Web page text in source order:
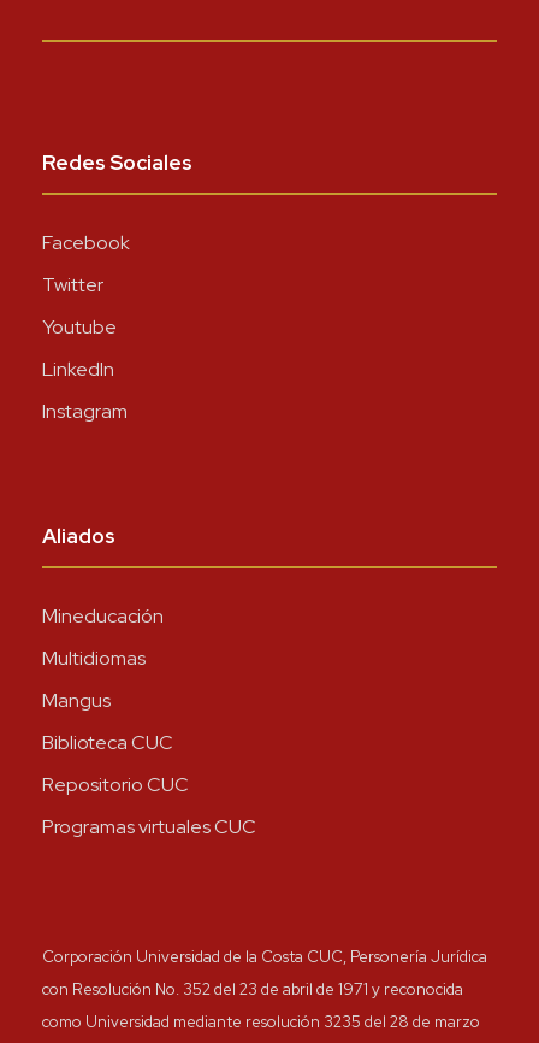
Redes Sociales
Facebook
Twitter
Youtube
LinkedIn
Instagram
Aliados
Mineducación
Multidiomas
Mangus
Biblioteca CUC
Repositorio CUC
Programas virtuales CUC
Corporación Universidad de la Costa CUC, Personería Jurídica
con Resolución No. 352 del 23 de abril de 1971 y reconocida
como Universidad mediante resolución 3235 del 28 de marzo